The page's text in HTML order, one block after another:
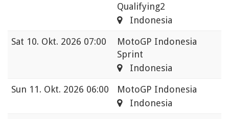
Qualifying2
Indonesia
Sat 10. Okt. 2026 07:00
MotoGP Indonesia
Sprint
Indonesia
Sun 11. Okt. 2026 06:00
MotoGP Indonesia
Indonesia